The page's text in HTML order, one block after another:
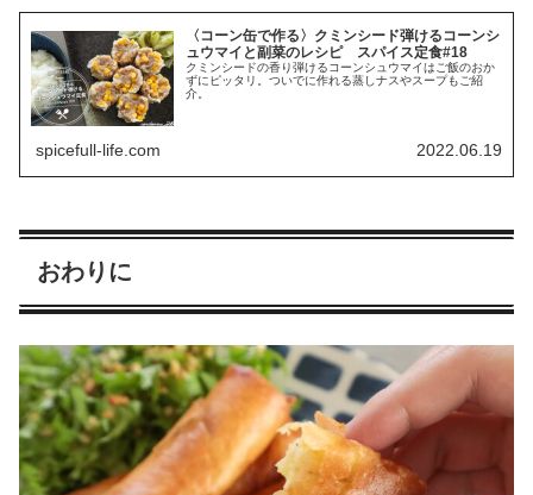
〈コーン缶で作る〉クミンシード弾けるコーンシ
ュウマイと副菜のレシピ スパイス定食#18
クミンシードの香り弾けるコーンシュウマイはご飯のおか
ずにピッタリ。ついでに作れる蒸しナスやスープもご紹
介。
spicefull-life.com 2022.06.19
おわりに